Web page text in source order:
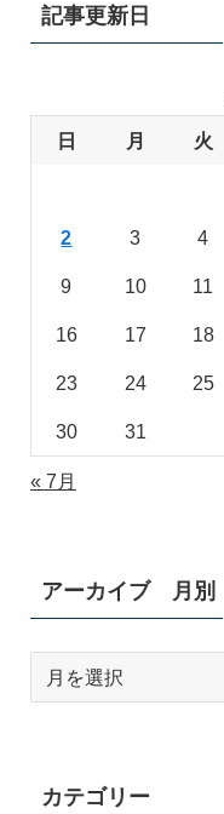
記事更新日
日 月 火
2 3 4
9 10 11
16 17 18
23 24 25
30 31
« 7月
アーカイブ 月別
ブ
カテゴリー